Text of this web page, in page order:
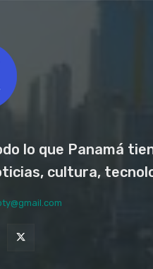
lo que Panamá
cultura,